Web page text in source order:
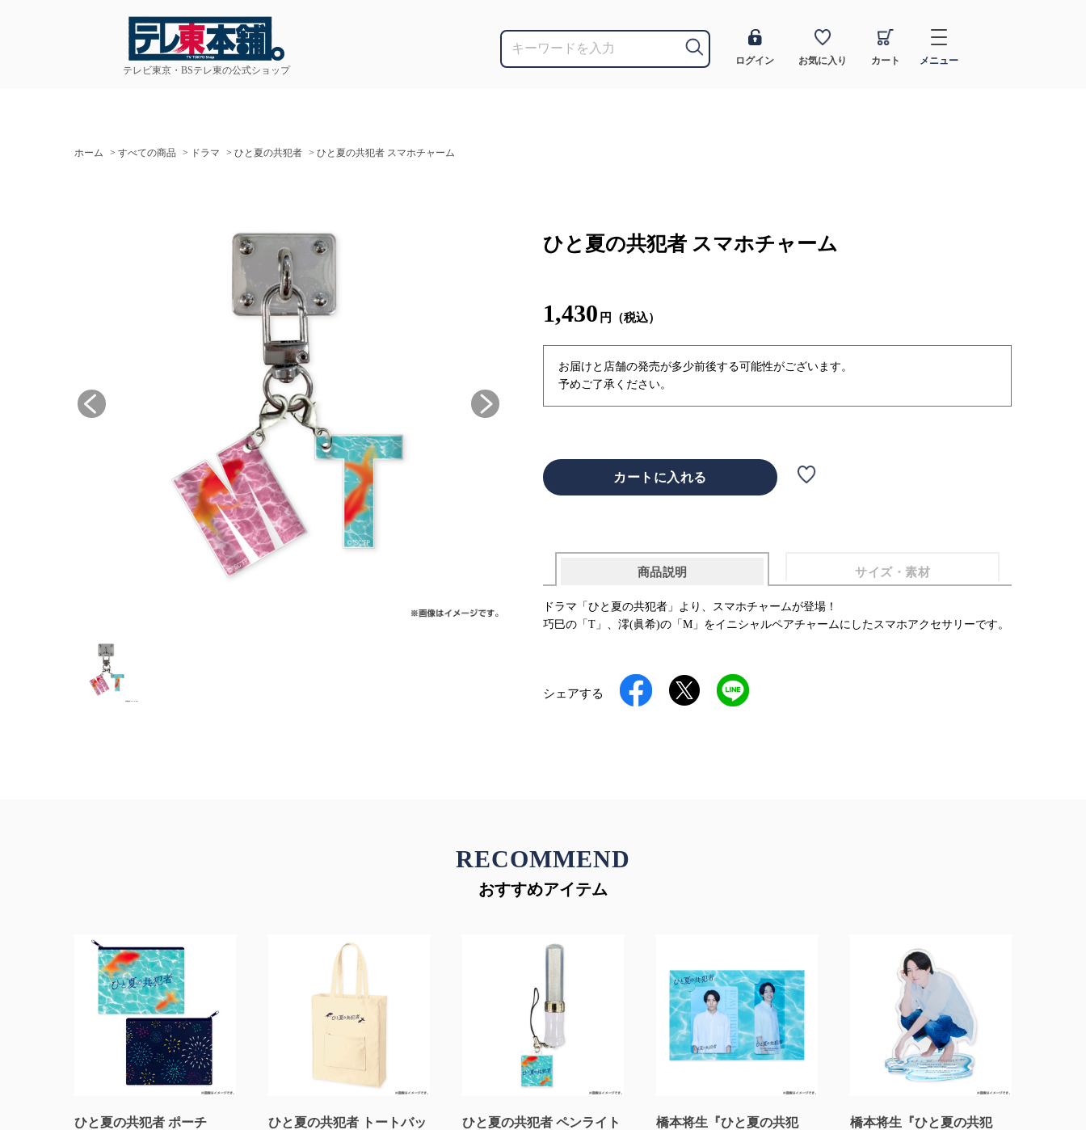
テレビ東京・BSテレ東の公式ショップ
ログイン お気に入り カート メニュー
ホーム > すべての商品 > ドラマ > ひと夏の共犯者 > ひと夏の共犯者 スマホチャーム
ひと夏の共犯者 スマホチャーム
1,430 円（税込）
お届けと店舗の発売が多少前後する可能性がございます。
予めご了承ください。
商品説明 サイズ・素材
ドラマ「ひと夏の共犯者」より、スマホチャームが登場！
巧巳の「T」、澪(眞希)の「M」をイニシャルペアチャームにしたスマホアクセサリーです。
シェアする
RECOMMEND
おすすめアイテム
ひと夏の共犯者 ポーチ
ひと夏の共犯者 トートバッ
ひと夏の共犯者 ペンライト
橋本将生『ひと夏の共犯
橋本将生『ひと夏の共犯